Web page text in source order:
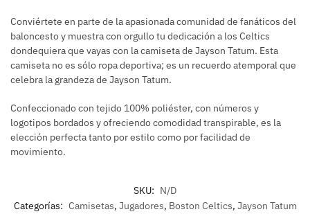
Conviértete en parte de la apasionada comunidad de fanáticos del
baloncesto y muestra con orgullo tu dedicación a los Celtics
dondequiera que vayas con la camiseta de Jayson Tatum. Esta
camiseta no es sólo ropa deportiva; es un recuerdo atemporal que
celebra la grandeza de Jayson Tatum.
Confeccionado con tejido 100% poliéster, con números y
logotipos bordados y ofreciendo comodidad transpirable, es la
elección perfecta tanto por estilo como por facilidad de
movimiento.
SKU: N/D
Categorías: Camisetas, Jugadores, Boston Celtics, Jayson Tatum